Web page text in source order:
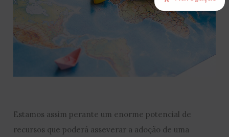
Estamos assim perante um enorme potencial de
recursos que poderá asseverar a adoção de uma